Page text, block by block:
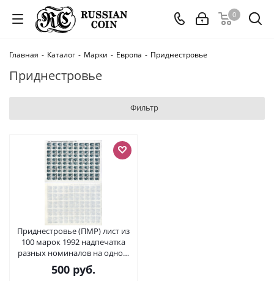
0
Главная - Каталог - Марки - Европа - Приднестровье
Приднестровье
Фильтр
Приднестровье (ПМР) лист из
100 марок 1992 надпечатка
разных номиналов на одном
листе, Тирасполь бумага 8805-
02-1
500 руб.